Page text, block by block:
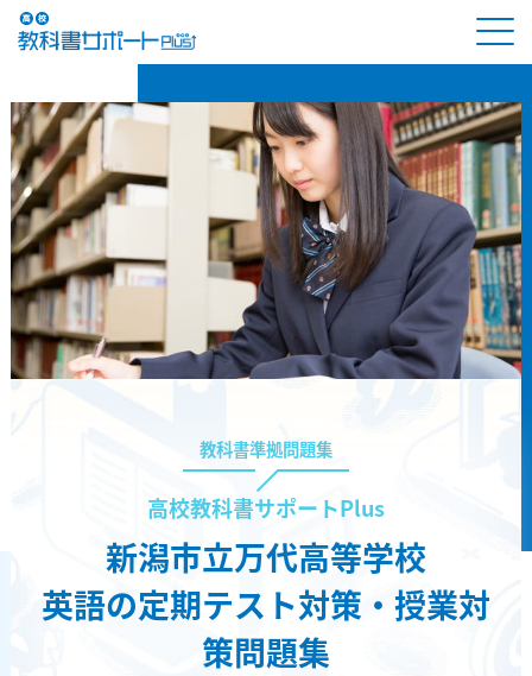
教科書準拠問題集
高校教科書サポートPlus
新潟市立万代高等学校
英語の定期テスト対策・授業対
策問題集